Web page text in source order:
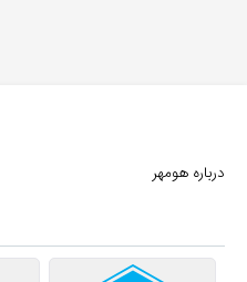
درباره هومهر